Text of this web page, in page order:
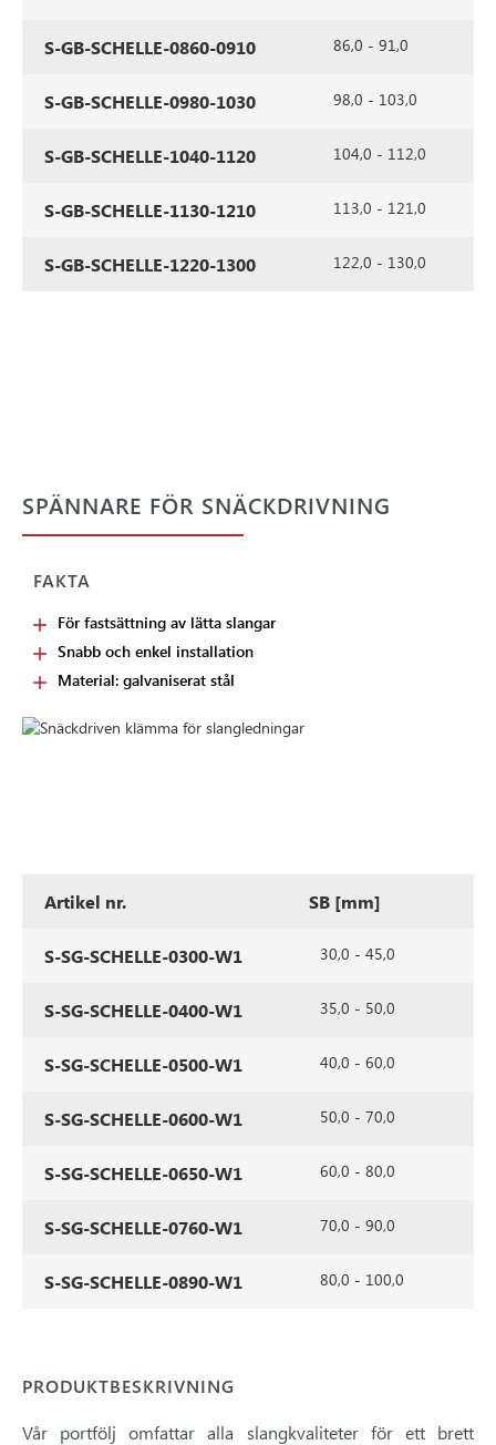
S-GB-SCHELLE-0860-0910 86,0 - 91,0
S-GB-SCHELLE-0980-1030 98,0 - 103,0
S-GB-SCHELLE-1040-1120 104,0 - 112,0
S-GB-SCHELLE-1130-1210 113,0 - 121,0
S-GB-SCHELLE-1220-1300 122,0 - 130,0
SPÄNNARE FÖR SNÄCKDRIVNING
FAKTA
För fastsättning av lätta slangar
Snabb och enkel installation
Material: galvaniserat stål
Artikel nr. SB [mm]
S-SG-SCHELLE-0300-W1 30,0 - 45,0
S-SG-SCHELLE-0400-W1 35,0 - 50,0
S-SG-SCHELLE-0500-W1 40,0 - 60,0
S-SG-SCHELLE-0600-W1 50,0 - 70,0
S-SG-SCHELLE-0650-W1 60,0 - 80,0
S-SG-SCHELLE-0760-W1 70,0 - 90,0
S-SG-SCHELLE-0890-W1 80,0 - 100,0
PRODUKTBESKRIVNING
Vår portfölj omfattar alla slangkvaliteter för ett brett